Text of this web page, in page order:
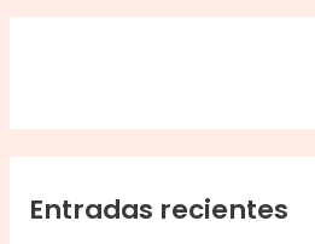
Entradas recientes